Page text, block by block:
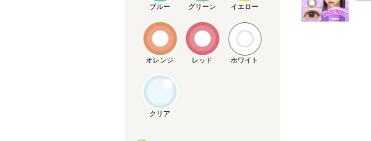
ブルー グリーン イエロー
オレンジ レッド ホワイト
クリア